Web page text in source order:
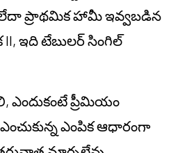
లేదా ప్రాథమిక హామీ ఇవ్వబడిన
ఇది టేబులర్ సింగిల్
ఎందుకంటే ప్రీమియం
ఎంపిక ఆధారంగా